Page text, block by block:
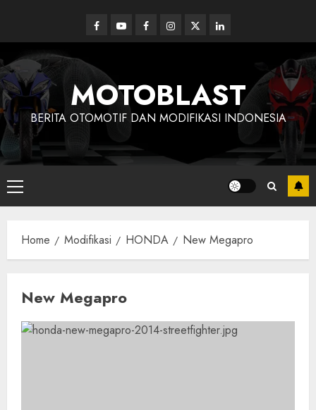
content
Facebook
YoutubeFacebookInstagram
Twitterlinkedin
MOTOBLAST
BERITA OTOMOTIF DAN MODIFIKASI INDONESIA
Primary
Menu
Home Modifikasi HONDA New Megapro
New Megapro